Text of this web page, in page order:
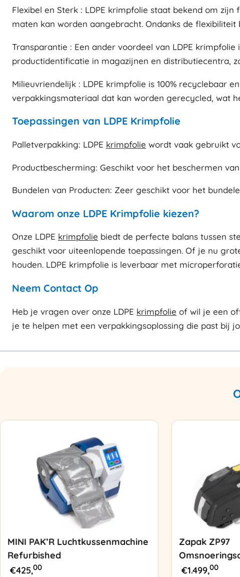
Flexibel en Sterk : LDPE krimpfolie staat bekend om
maten kan worden aangebracht. Ondanks de
Transparantie : Een ander voordeel van LDPE
productidentificatie in magazijnen en distributiecentra,
Milieuvriendelijk : LDPE krimpfolie is 100% recyclebaar
verpakkingsmateriaal dat kan worden gerecycled, wat
Toepassingen van LDPE Krimpfolie
Palletverpakking: LDPE krimpfolie wordt vaak gebruikt
Productbescherming: Geschikt voor het beschermen
Bundelen van Producten: Zeer geschikt voor het
Waarom onze LDPE Krimpfolie kiezen?
Onze LDPE krimpfolie biedt de perfecte balans tussen
geschikt voor uiteenlopende toepassingen. Of je nu
houden. LDPE krimpfolie is leverbaar met
Neem Contact Op
Heb je vragen over onze LDPE krimpfolie of wil je een
je te helpen met een verpakkingsoplossing die past bij
MINI PAK’R Luchtkussenmachine
Refurbished
€425,00
Zapak ZP97
€1.499,00